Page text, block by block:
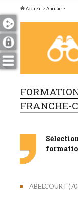
Accueil > Annuaire
FRANCHE-
ABELCOURT